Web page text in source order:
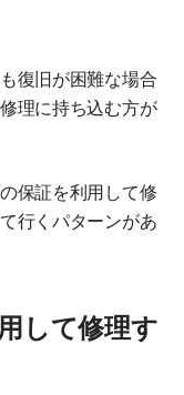
復旧が困難な場合
理に持ち込む方が
保証を利用して修
行くパターンがあ
して修理す